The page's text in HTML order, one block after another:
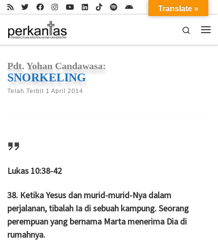
Skip to content
Search
Pdt. Yohan Candawasa:
SNORKELING
Telah Terbit 1 April 2014
Lukas 10:38-42
38. Ketika Yesus dan murid-murid-Nya dalam
perjalanan, tibalah Ia di sebuah kampung. Seorang
perempuan yang bernama Marta menerima Dia di
rumahnya.
Translate »